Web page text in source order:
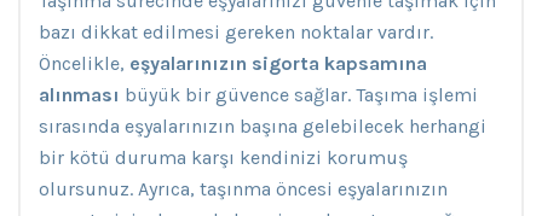
bazı dikkat edilmesi gereken noktalar vardır.
Öncelikle, eşyalarınızın sigorta kapsamına
alınması büyük bir güvence sağlar. Taşıma işlemi
sırasında eşyalarınızın başına gelebilecek herhangi
bir kötü duruma karşı kendinizi korumuş
olursunuz. Ayrıca, taşınma öncesi eşyalarınızın